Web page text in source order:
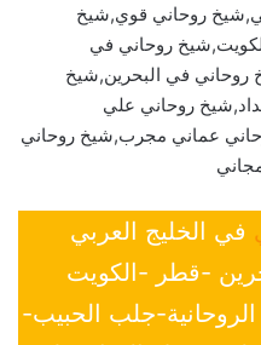
روحاني قوي,شيخ
روحاني في
روحاني في البحرين,شيخ
روحاني علي
عماني مجرب,شيخ روحاني
في الخليج العربي
-قطر -الكويت
جلب الحبيب-